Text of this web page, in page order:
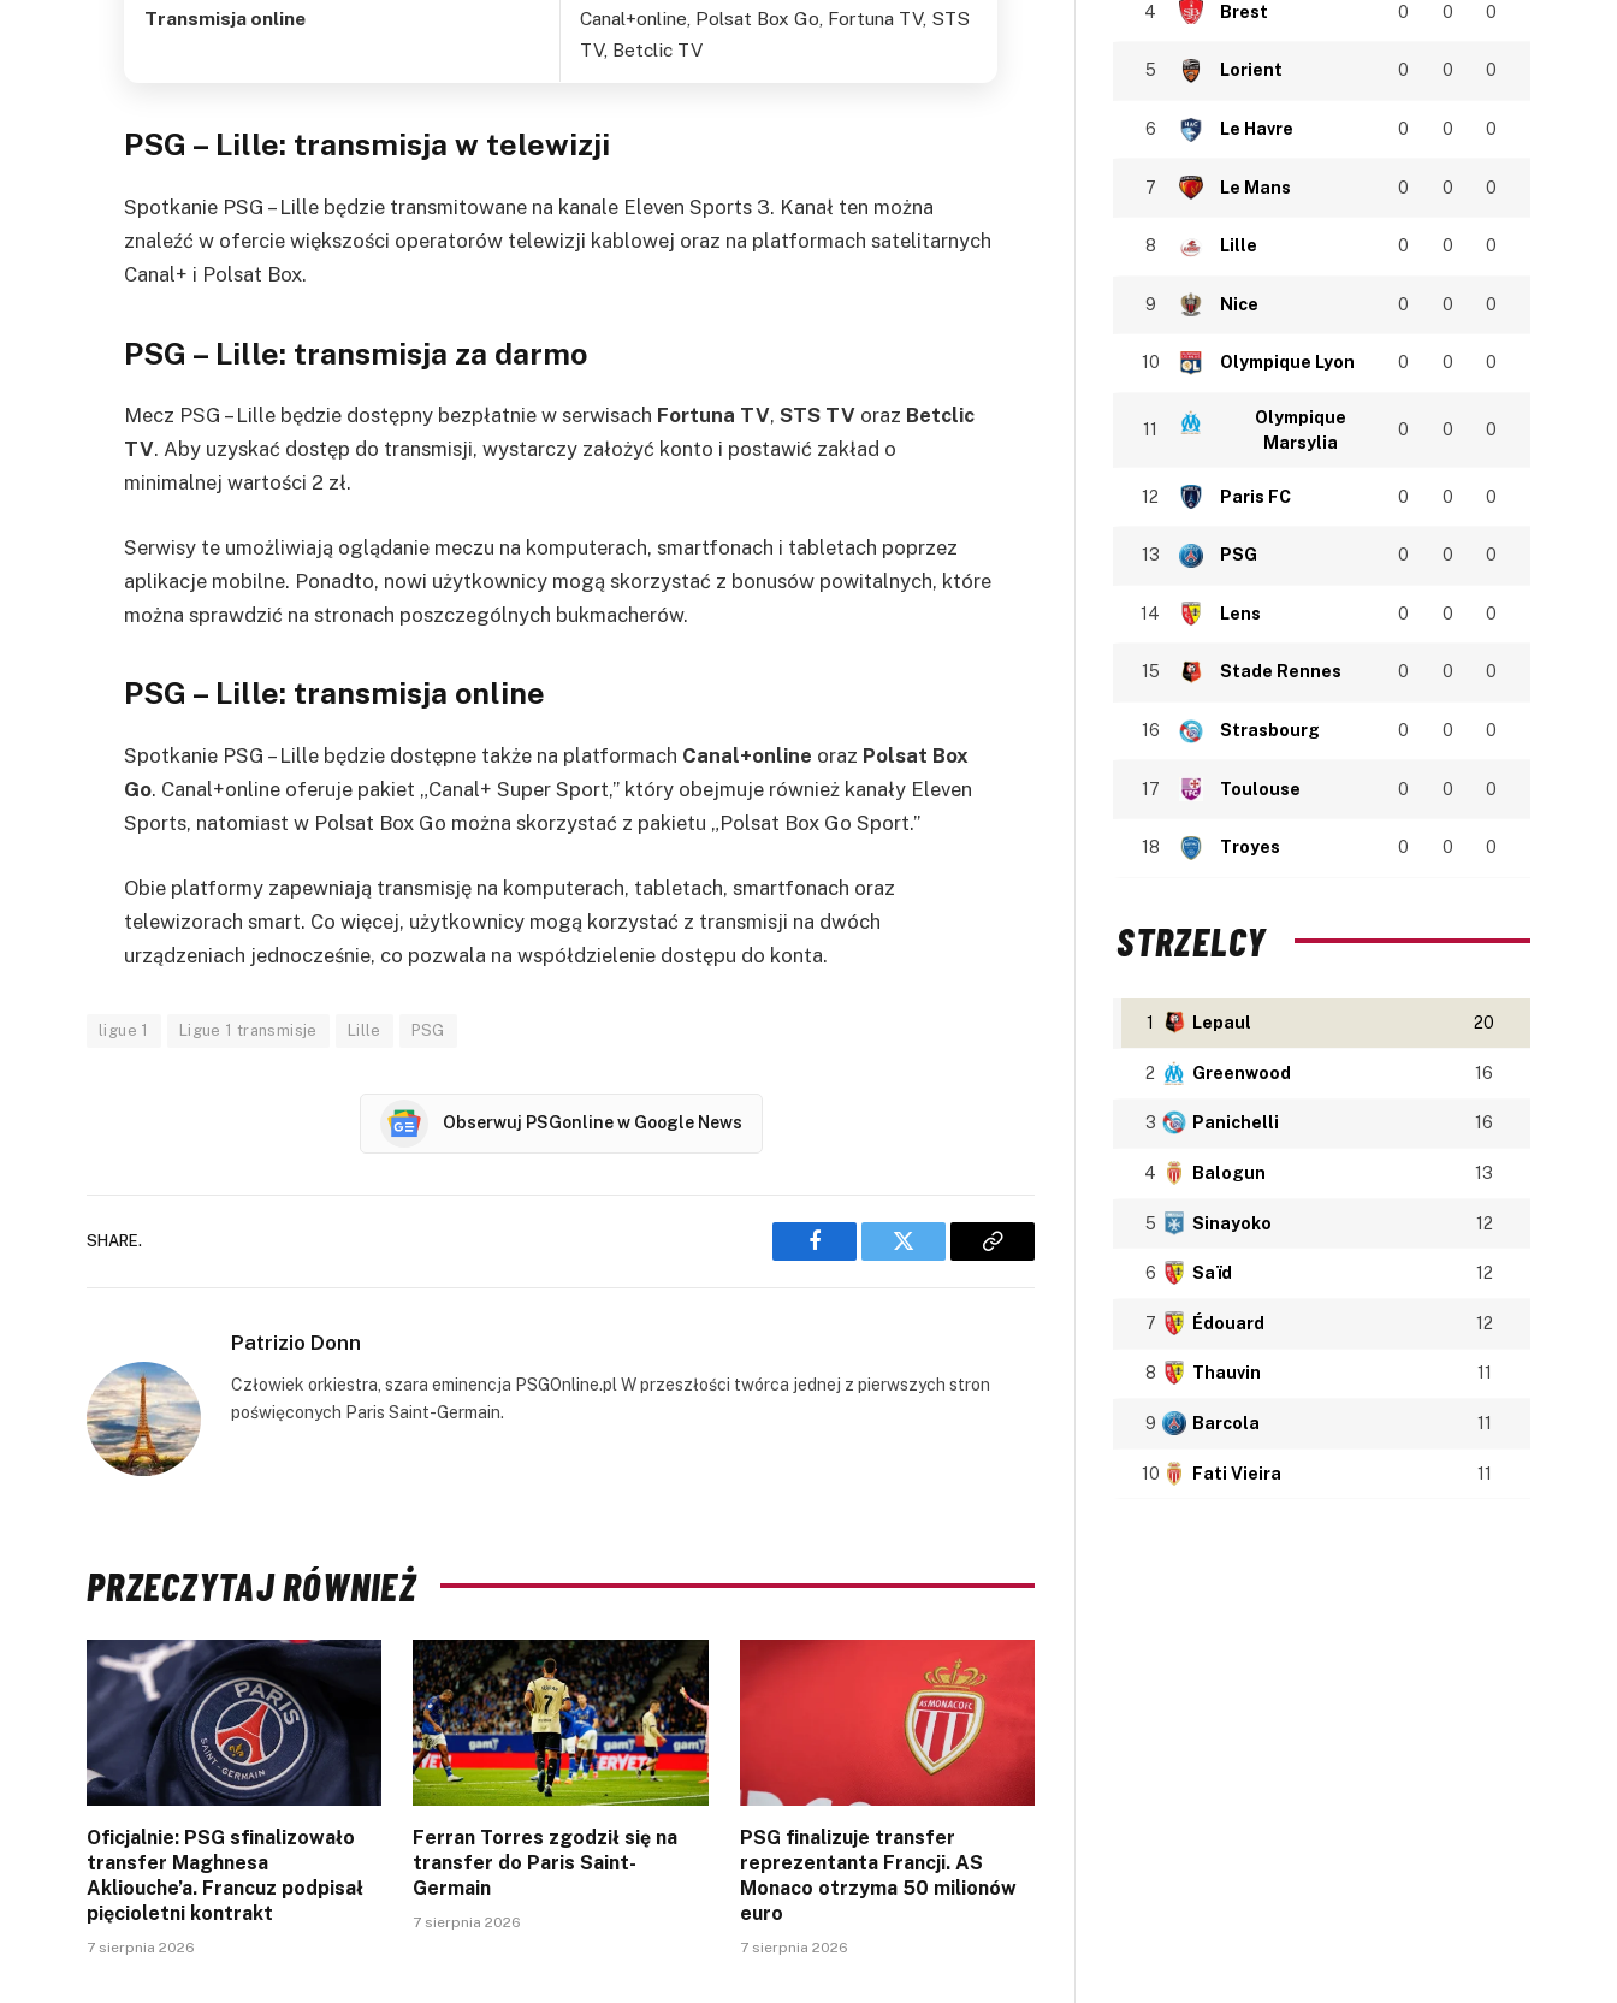
Transmisja online
Canal+online, Polsat Box Go, Fortuna TV, STS
TV, Betclic TV
PSG – Lille: transmisja w telewizji
Spotkanie PSG – Lille będzie transmitowane na kanale Eleven Sports 3. Kanał ten można
znaleźć w ofercie większości operatorów telewizji kablowej oraz na platformach satelitarnych
Canal+ i Polsat Box.
PSG – Lille: transmisja za darmo
Mecz PSG – Lille będzie dostępny bezpłatnie w serwisach Fortuna TV, STS TV oraz Betclic
TV. Aby uzyskać dostęp do transmisji, wystarczy założyć konto i postawić zakład o
minimalnej wartości 2 zł.
Serwisy te umożliwiają oglądanie meczu na komputerach, smartfonach i tabletach poprzez
aplikacje mobilne. Ponadto, nowi użytkownicy mogą skorzystać z bonusów powitalnych, które
można sprawdzić na stronach poszczególnych bukmacherów.
PSG – Lille: transmisja online
Spotkanie PSG – Lille będzie dostępne także na platformach Canal+online oraz Polsat Box
Go. Canal+online oferuje pakiet „Canal+ Super Sport,” który obejmuje również kanały Eleven
Sports, natomiast w Polsat Box Go można skorzystać z pakietu „Polsat Box Go Sport.”
Obie platformy zapewniają transmisję na komputerach, tabletach, smartfonach oraz
telewizorach smart. Co więcej, użytkownicy mogą korzystać z transmisji na dwóch
urządzeniach jednocześnie, co pozwala na współdzielenie dostępu do konta.
ligue 1 Ligue 1 transmisje Lille PSG
Obserwuj PSGonline w Google News
SHARE.
Facebook Twitter
Copy
Patrizio Donn
Człowiek orkiestra, szara eminencja PSGOnline.pl W przeszłości twórca jednej z pierwszych stron
poświęconych Paris Saint-Germain.
PRZECZYTAJ RÓWNIEŻ
Oficjalnie: PSG sfinalizowało
transfer Maghnesa
Akliouche’a. Francuz podpisał
pięcioletni kontrakt
7 sierpnia 2026
Ferran Torres zgodził się na
transfer do Paris Saint-
Germain
7 sierpnia 2026
PSG finalizuje transfer
reprezentanta Francji. AS
Monaco otrzyma 50 milionów
euro
7 sierpnia 2026
4 Brest 0 0 0
5 Lorient 0 0 0
6 Le Havre 0 0 0
7 Le Mans 0 0 0
8 Lille 0 0 0
9 Nice 0 0 0
10 Olympique Lyon 0 0 0
11
Olympique
Marsylia
0 0 0
12 Paris FC 0 0 0
13 PSG 0 0 0
14 Lens 0 0 0
15 Stade Rennes 0 0 0
16 Strasbourg 0 0 0
17 Toulouse 0 0 0
18 Troyes 0 0 0
STRZELCY
1 Lepaul 20
2 Greenwood 16
3 Panichelli 16
4 Balogun 13
5 Sinayoko 12
6 Saïd 12
7 Édouard 12
8 Thauvin 11
9 Barcola 11
10 Fati Vieira 11